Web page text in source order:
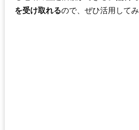
を受け取れるので、ぜひ活用してみ